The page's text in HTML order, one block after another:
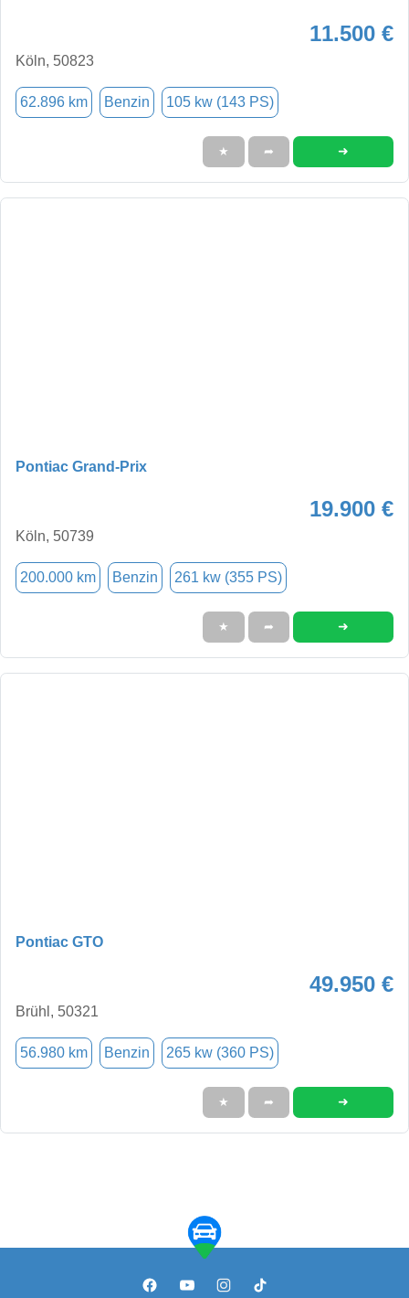
11.500 €
Köln, 50823
62.896 km Benzin 105 kw (143 PS)
★ ➦ ➜
Pontiac Grand-Prix
19.900 €
Köln, 50739
200.000 km Benzin 261 kw (355 PS)
★ ➦ ➜
Pontiac GTO
49.950 €
Brühl, 50321
56.980 km Benzin 265 kw (360 PS)
★ ➦ ➜